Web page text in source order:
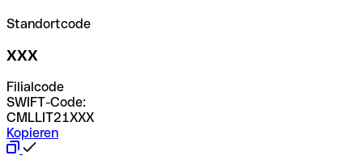
Standortcode
XXX
Filialcode
SWIFT-Code:
CMLLIT21XXX
Kopieren